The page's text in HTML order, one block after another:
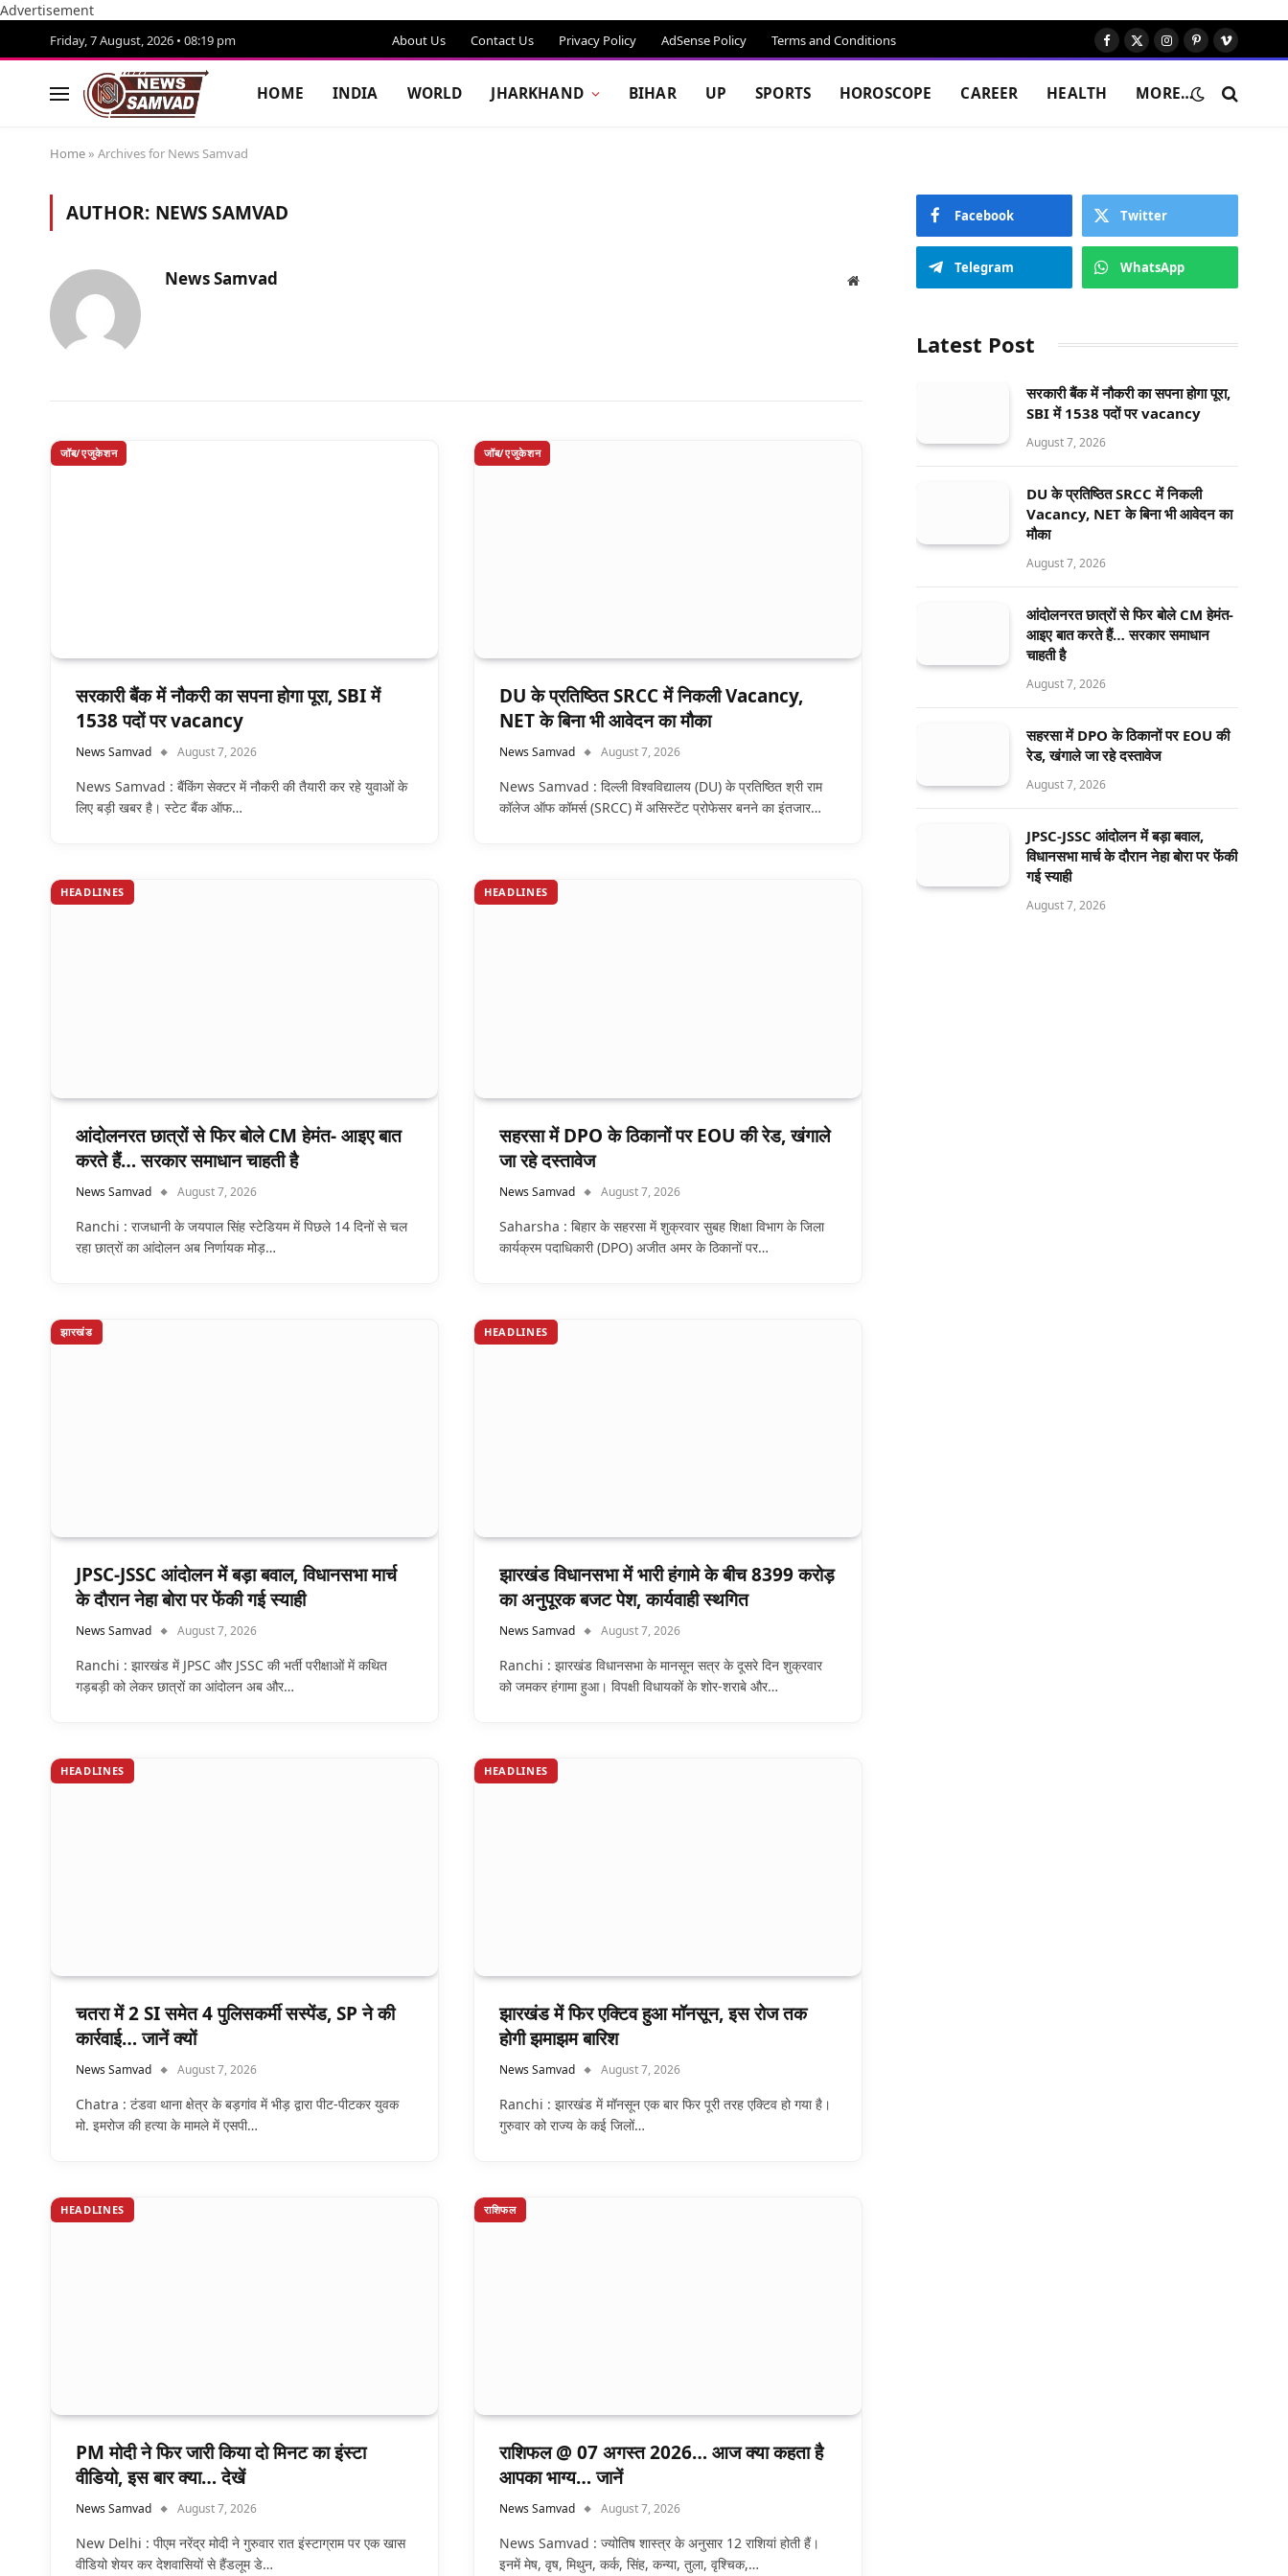
Advertisement
Friday, 7 August, 2026 • 08:19 pm About Us Contact Us Privacy Policy AdSense Policy Terms and Conditions Facebook
X
Instagram
Pinterest
Vimeo
HOME INDIA WORLD JHARKHAND BIHAR UP SPORTS HOROSCOPE CAREER HEALTH MORE…
Home » Archives for News Samvad
AUTHOR: NEWS SAMVAD
News Samvad Website
जॉब/एजुकेशन
सरकारी बैंक में नौकरी का सपना होगा पूरा, SBI में
1538 पदों पर vacancy
News Samvad August 7, 2026
News Samvad : बैंकिंग सेक्टर में नौकरी की तैयारी कर रहे युवाओं के
लिए बड़ी खबर है। स्टेट बैंक ऑफ…
जॉब/एजुकेशन
DU के प्रतिष्ठित SRCC में निकली Vacancy,
NET के बिना भी आवेदन का मौका
News Samvad August 7, 2026
News Samvad : दिल्ली विश्वविद्यालय (DU) के प्रतिष्ठित श्री राम
कॉलेज ऑफ कॉमर्स (SRCC) में असिस्टेंट प्रोफेसर बनने का इंतजार…
HEADLINES
आंदोलनरत छात्रों से फिर बोले CM हेमंत- आइए बात
करते हैं… सरकार समाधान चाहती है
News Samvad August 7, 2026
Ranchi : राजधानी के जयपाल सिंह स्टेडियम में पिछले 14 दिनों से चल
रहा छात्रों का आंदोलन अब निर्णायक मोड़…
HEADLINES
सहरसा में DPO के ठिकानों पर EOU की रेड, खंगाले
जा रहे दस्तावेज
News Samvad August 7, 2026
Saharsha : बिहार के सहरसा में शुक्रवार सुबह शिक्षा विभाग के जिला
कार्यक्रम पदाधिकारी (DPO) अजीत अमर के ठिकानों पर…
झारखंड
JPSC-JSSC आंदोलन में बड़ा बवाल, विधानसभा मार्च
के दौरान नेहा बोरा पर फेंकी गई स्याही
News Samvad August 7, 2026
Ranchi : झारखंड में JPSC और JSSC की भर्ती परीक्षाओं में कथित
गड़बड़ी को लेकर छात्रों का आंदोलन अब और…
HEADLINES
झारखंड विधानसभा में भारी हंगामे के बीच 8399 करोड़
का अनुपूरक बजट पेश, कार्यवाही स्थगित
News Samvad August 7, 2026
Ranchi : झारखंड विधानसभा के मानसून सत्र के दूसरे दिन शुक्रवार
को जमकर हंगामा हुआ। विपक्षी विधायकों के शोर-शराबे और…
HEADLINES
चतरा में 2 SI समेत 4 पुलिसकर्मी सस्पेंड, SP ने की
कार्रवाई… जानें क्यों
News Samvad August 7, 2026
Chatra : टंडवा थाना क्षेत्र के बड़गांव में भीड़ द्वारा पीट-पीटकर युवक
मो. इमरोज की हत्या के मामले में एसपी…
HEADLINES
झारखंड में फिर एक्टिव हुआ मॉनसून, इस रोज तक
होगी झमाझम बारिश
News Samvad August 7, 2026
Ranchi : झारखंड में मॉनसून एक बार फिर पूरी तरह एक्टिव हो गया है।
गुरुवार को राज्य के कई जिलों…
HEADLINES
PM मोदी ने फिर जारी किया दो मिनट का इंस्टा
वीडियो, इस बार क्या… देखें
News Samvad August 7, 2026
New Delhi : पीएम नरेंद्र मोदी ने गुरुवार रात इंस्टाग्राम पर एक खास
वीडियो शेयर कर देशवासियों से हैंडलूम डे…
राशिफल
राशिफल @ 07 अगस्त 2026… आज क्या कहता है
आपका भाग्य… जानें
News Samvad August 7, 2026
News Samvad : ज्योतिष शास्त्र के अनुसार 12 राशियां होती हैं।
इनमें मेष, वृष, मिथुन, कर्क, सिंह, कन्या, तुला, वृश्चिक,…
Facebook Twitter
Telegram WhatsApp
Latest Post
सरकारी बैंक में नौकरी का सपना होगा पूरा,
SBI में 1538 पदों पर vacancy
August 7, 2026
DU के प्रतिष्ठित SRCC में निकली
Vacancy, NET के बिना भी आवेदन का
मौका
August 7, 2026
आंदोलनरत छात्रों से फिर बोले CM हेमंत-
आइए बात करते हैं… सरकार समाधान
चाहती है
August 7, 2026
सहरसा में DPO के ठिकानों पर EOU की
रेड, खंगाले जा रहे दस्तावेज
August 7, 2026
JPSC-JSSC आंदोलन में बड़ा बवाल,
विधानसभा मार्च के दौरान नेहा बोरा पर फेंकी
गई स्याही
August 7, 2026